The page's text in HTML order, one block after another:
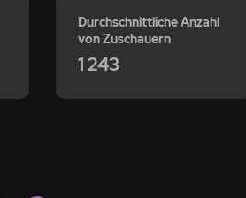
Durchschnittliche Anzahl
von Zuschauern
1 243